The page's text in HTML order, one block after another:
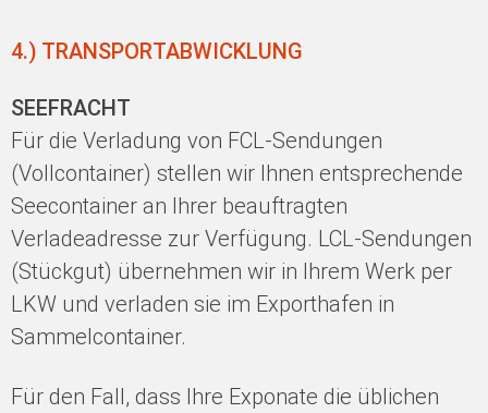
4.) TRANSPORTABWICKLUNG
SEEFRACHT
Für die Verladung von FCL-Sendungen
(Vollcontainer) stellen wir Ihnen entsprechende
Seecontainer an Ihrer beauftragten
Verladeadresse zur Verfügung. LCL-Sendungen
(Stückgut) übernehmen wir in Ihrem Werk per
LKW und verladen sie im Exporthafen in
Sammelcontainer.
Für den Fall, dass Ihre Exponate die üblichen